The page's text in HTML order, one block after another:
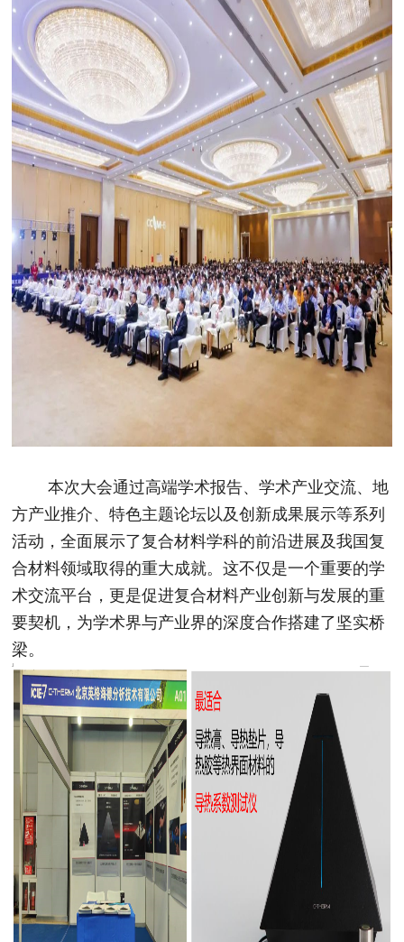
本次大会通过高端学术报告、学术产业交流、地
方产业推介、特色主题论坛以及创新成果展示等系列
活动，全面展示了复合材料学科的前沿进展及我国复
合材料领域取得的重大成就。这不仅是一个重要的学
术交流平台，更是促进复合材料产业创新与发展的重
要契机，为学术界与产业界的深度合作搭建了坚实桥
梁。